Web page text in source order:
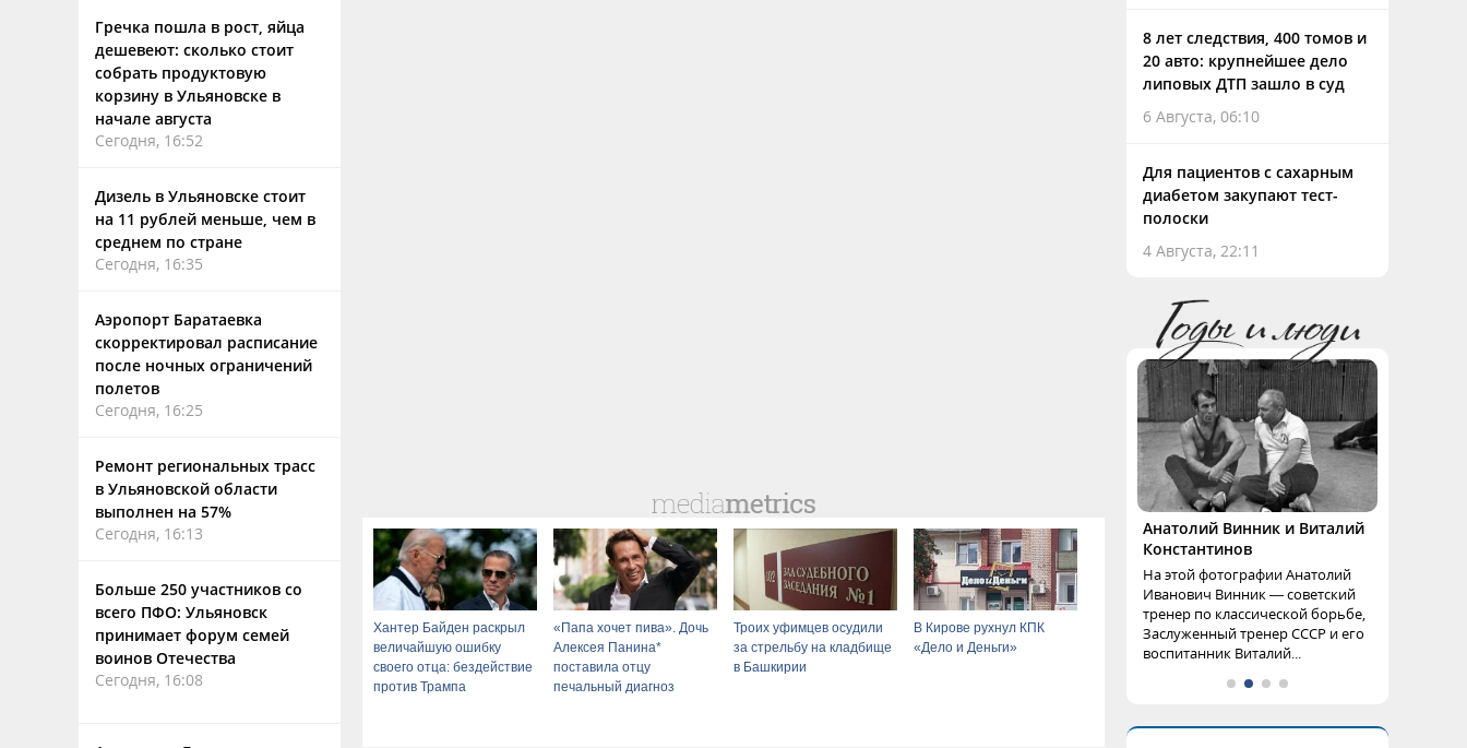
Гречка пошла в рост, яйца
дешевеют: сколько стоит
собрать продуктовую
корзину в Ульяновске в
начале августа
Сегодня, 16:52
Дизель в Ульяновске стоит
на 11 рублей меньше, чем в
среднем по стране
Сегодня, 16:35
Аэропорт Баратаевка
скорректировал расписание
после ночных ограничений
полетов
Сегодня, 16:25
Ремонт региональных трасс
в Ульяновской области
выполнен на 57%
Сегодня, 16:13
Больше 250 участников со
всего ПФО: Ульяновск
принимает форум семей
воинов Отечества
Сегодня, 16:08
Хантер Байден раскрыл
величайшую ошибку
своего отца: бездействие
против Трампа
«Папа хочет пива». Дочь
Алексея Панина*
поставила отцу
печальный диагноз
Троих уфимцев осудили
за стрельбу на кладбище
в Башкирии
В Кирове рухнул КПК
«Дело и Деньги»
8 лет следствия, 400 томов и
20 авто: крупнейшее дело
липовых ДТП зашло в суд
6 Августа, 06:10
Для пациентов с сахарным
диабетом закупают тест-
полоски
4 Августа, 22:11
Анатолий Винник и Виталий
Константинов
На этой фотографии Анатолий
Иванович Винник — советский
тренер по классической борьбе,
Заслуженный тренер СССР и его
воспитанник Виталий...